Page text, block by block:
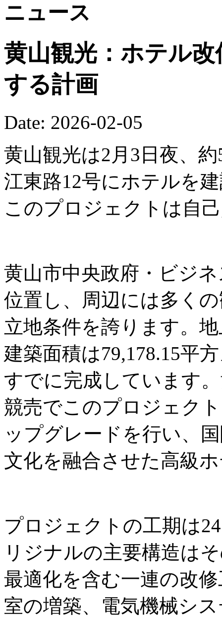
ニュース
黄山観光：ホテル
する計画
Date: 2026-02-05
黄山観光は2月3日夜、
江東路12号にホテルを
このプロジェクトは自
黄山市中央政府・ビジ
位置し、周辺には多く
立地条件を誇ります。
建築面積は79,178.15平
すでに完成しています
競売でこのプロジェク
ップグレードを行い、
文化を融合させた高級
プロジェクトの工期は
リジナルの主要構造は
最適化を含む一連の改
室の増築、電気機械シ